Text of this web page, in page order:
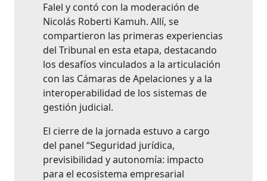
Falel y contó con la moderación de
Nicolás Roberti Kamuh. Allí, se
compartieron las primeras experiencias
del Tribunal en esta etapa, destacando
los desafíos vinculados a la articulación
con las Cámaras de Apelaciones y a la
interoperabilidad de los sistemas de
gestión judicial.
El cierre de la jornada estuvo a cargo
del panel “Seguridad jurídica,
previsibilidad y autonomía: impacto
para el ecosistema empresarial